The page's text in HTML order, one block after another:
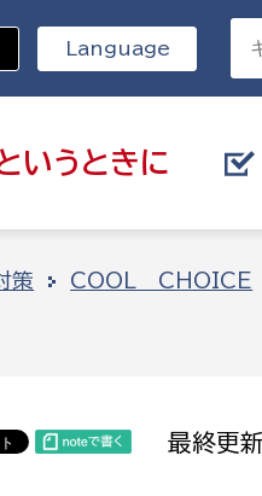
いうときに
職員課
Language
策 COOL CHOICE
最終更